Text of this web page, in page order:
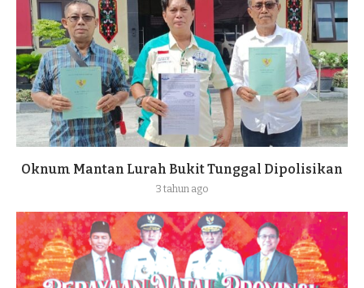
Oknum Mantan Lurah Bukit Tunggal Dipolisikan
3 tahun ago